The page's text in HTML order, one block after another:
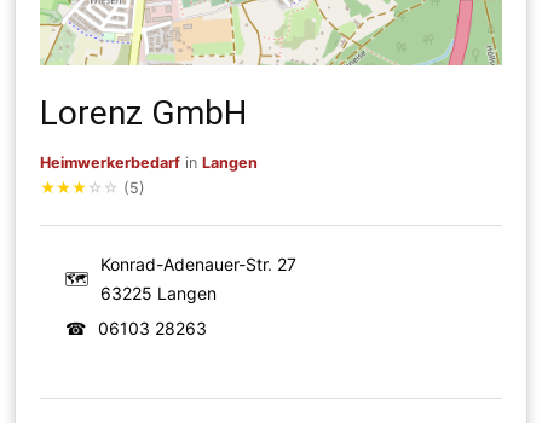
Lorenz GmbH
Heimwerkerbedarf inLangen
★★★ ☆ ☆ (5)
🗺
Konrad-Adenauer-Str. 27
63225 Langen
☎
06103 28263